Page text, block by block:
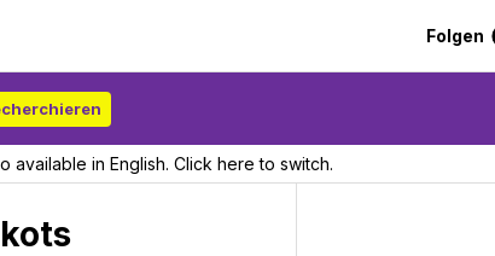
Folgen
available in English. Click here to switch.